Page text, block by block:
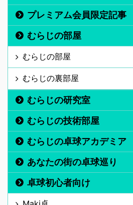
プレミアム会員限定記事
むらじの部屋
むらじの部屋
むらじの裏部屋
むらじの研究室
むらじの技術部屋
むらじの卓球アカデミア
あなたの街の卓球巡り
卓球初心者向け